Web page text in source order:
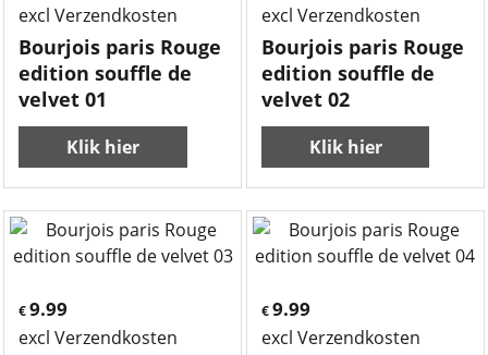
excl Verzendkosten
Bourjois paris Rouge
edition souffle de
velvet 01
Klik hier
excl Verzendkosten
Bourjois paris Rouge
edition souffle de
velvet 02
Klik hier
€ 9.99
excl Verzendkosten
€9.99
excl Verzendkosten